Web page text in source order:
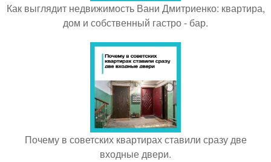
Как выглядит недвижимость Вани Дмитриенко: квартира,
дом и собственный гастро - бар.
Почему в советских квартирах ставили сразу две
входные двери.